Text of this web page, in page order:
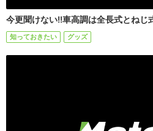
今更聞けない!!車高調は全長式とねじ
知っておきたい グッズ